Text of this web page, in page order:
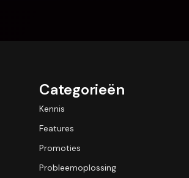
Categorieën
Kennis
Features
Promoties
Probleemoplossing